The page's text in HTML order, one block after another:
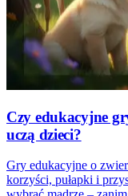
Czy edukacyjne
uczą dzieci?
Gry edukacyjne o
korzyści, pułapki i